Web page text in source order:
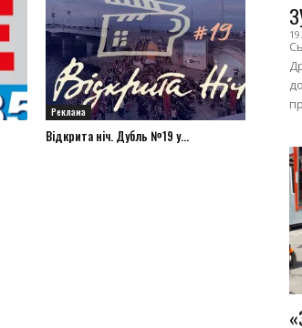
Реклама
Відкрита ніч. Дубль №19 у...